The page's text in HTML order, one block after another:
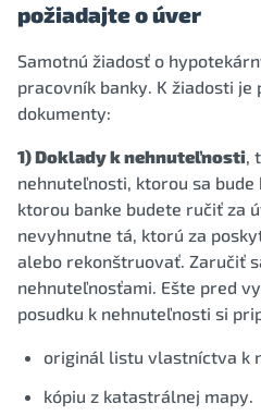
požiadajte o úver
Samotnú žiadosť o
pracovník banky. K žiadosti
dokumenty:
1) Doklady k nehnuteľnosti,
nehnuteľnosti, ktorou sa
ktorou banke budete ručiť za
nevyhnutne tá, ktorú za
alebo rekonštruovať. Zaručiť
nehnuteľnosťami. Ešte pred
posudku k nehnuteľnosti si
originál listu vlastníctva k
kópiu z katastrálnej mapy.